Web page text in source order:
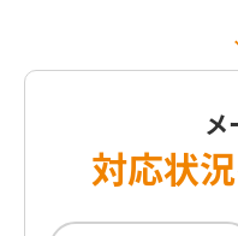
メ
対応状